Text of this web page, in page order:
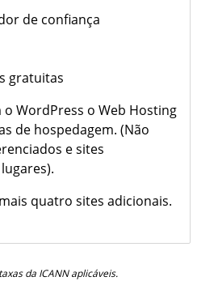
de confiança
gratuitas
WordPress o Web Hosting
de hospedagem. (Não
e sites
quatro sites adicionais.
da ICANN aplicáveis.